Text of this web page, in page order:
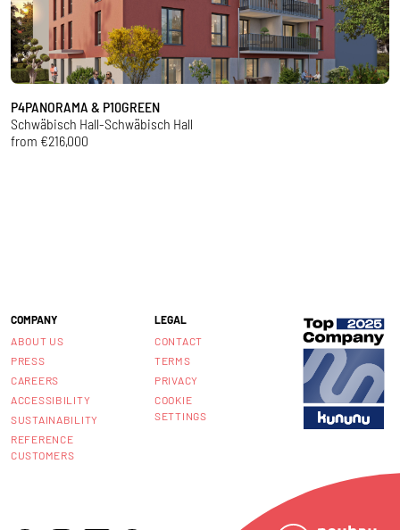
P4PANORAMA & P10GREEN
Schwäbisch Hall-Schwäbisch Hall
from €216,000
COMPANY
ABOUT US
PRESS
CAREERS
ACCESSIBILITY
SUSTAINABILITY
REFERENCE
CUSTOMERS
LEGAL
CONTACT
TERMS
PRIVACY
COOKIE
SETTINGS